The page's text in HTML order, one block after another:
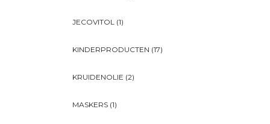
JECOVITOL (1)
KINDERPRODUCTEN (17)
KRUIDENOLIE (2)
MASKERS (1)